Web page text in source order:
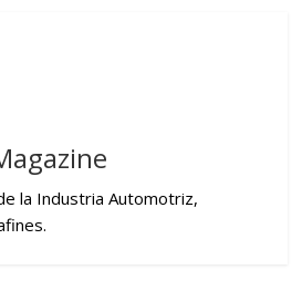
la Industria Automotriz,